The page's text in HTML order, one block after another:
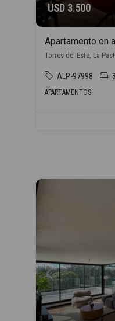
USD 3.500
Torres del Este, La
ALP-97998 3
APARTAMENTOS